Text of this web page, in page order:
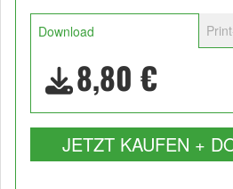
Download
8,80 €
JETZT KAUFEN +